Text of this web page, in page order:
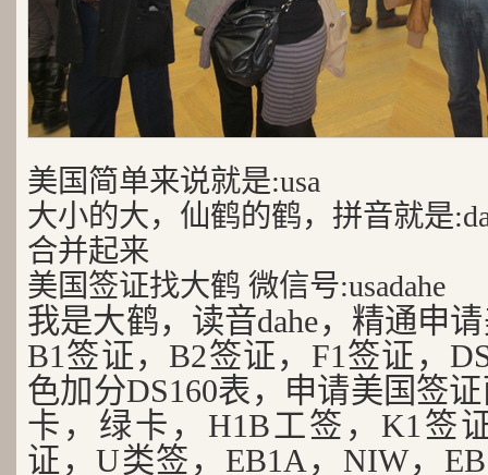
美国简单来说就是:usa
大小的大，仙鹤的鹤，拼音就是
合并起来
美国签证找大鹤 微信号:usadahe
我是大鹤，读音dahe，精通申
B1签证，B2签证，F1签证，
色加分DS160表，申请美国签
卡，绿卡，H1B工签，K1签
证，U类签，EB1A，NIW，